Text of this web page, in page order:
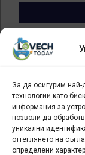
За да осигурим
технологии като
информация за
позволи да
уникални
оттеглянето на
определени
Архив
новини
Арт галерия